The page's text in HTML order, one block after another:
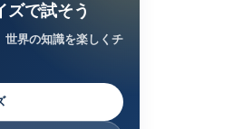
ズで試そう
世界の知識を楽しくチ